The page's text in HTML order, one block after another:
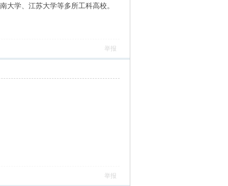
大学、江苏大学等多所工科高校。
举报
举报